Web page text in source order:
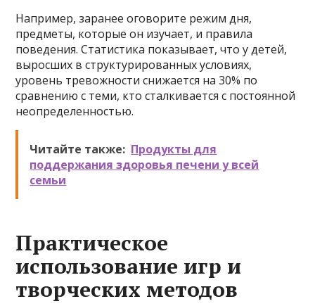
Например, заранее оговорите режим дня,
предметы, которые он изучает, и правила
поведения. Статистика показывает, что у детей,
выросших в структурированных условиях,
уровень тревожности снижается на 30% по
сравнению с теми, кто сталкивается с постоянной
неопределенностью.
Читайте также: Продукты для
поддержания здоровья печени у всей
семьи
Практическое
использование игр и
творческих методов